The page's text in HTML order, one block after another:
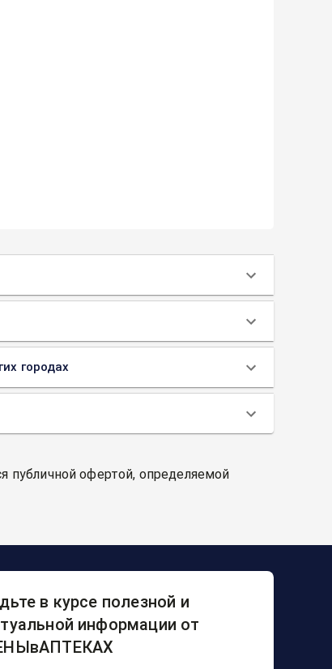
городах
публичной офертой, определяемой
в курсе полезной и
информации от